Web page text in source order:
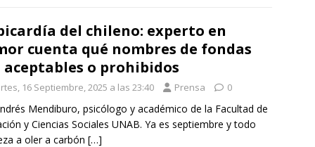
del chileno: experto en
cuenta qué nombres de fondas
aceptables o prohibidos
16 Septiembre, 2025 a las 23:40 Prensa 0
Mendiburo, psicólogo y académico de la Facultad de
y Ciencias Sociales UNAB. Ya es septiembre y todo
a oler a carbón […]